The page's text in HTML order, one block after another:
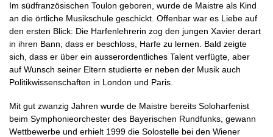
Im südfranzösischen Toulon geboren, wurde de Maistre als Kind
an die örtliche Musikschule geschickt. Offenbar war es Liebe auf
den ersten Blick: Die Harfenlehrerin zog den jungen Xavier derart
in ihren Bann, dass er beschloss, Harfe zu lernen. Bald zeigte
sich, dass er über ein ausserordentliches Talent verfügte, aber
auf Wunsch seiner Eltern studierte er neben der Musik auch
Politikwissenschaften in London und Paris.
Mit gut zwanzig Jahren wurde de Maistre bereits Soloharfenist
beim Symphonieorchester des Bayerischen Rundfunks, gewann
Wettbewerbe und erhielt 1999 die Solostelle bei den Wiener